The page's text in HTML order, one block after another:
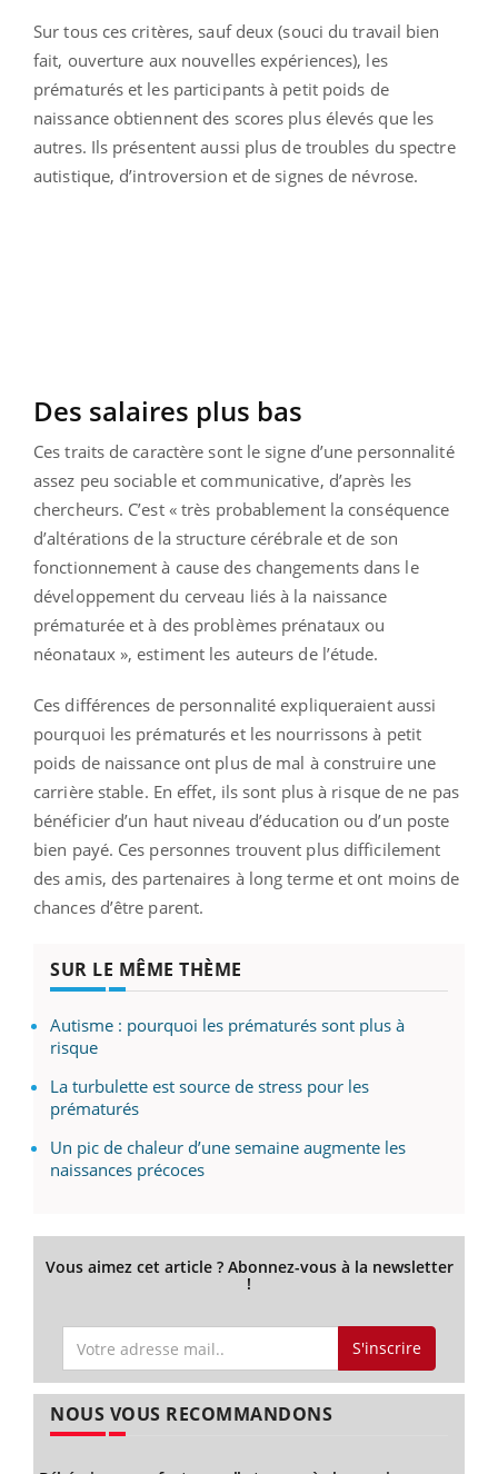
Sur tous ces critères, sauf deux (souci du travail bien
fait, ouverture aux nouvelles expériences), les
prématurés et les participants à petit poids de
naissance obtiennent des scores plus élevés que les
autres. Ils présentent aussi plus de troubles du spectre
autistique, d’introversion et de signes de névrose.
Des salaires plus bas
Ces traits de caractère sont le signe d’une personnalité
assez peu sociable et communicative, d’après les
chercheurs. C’est « très probablement la conséquence
d’altérations de la structure cérébrale et de son
fonctionnement à cause des changements dans le
développement du cerveau liés à la naissance
prématurée et à des problèmes prénataux ou
néonataux », estiment les auteurs de l’étude.
Ces différences de personnalité expliqueraient aussi
pourquoi les prématurés et les nourrissons à petit
poids de naissance ont plus de mal à construire une
carrière stable. En effet, ils sont plus à risque de ne pas
bénéficier d’un haut niveau d’éducation ou d’un poste
bien payé. Ces personnes trouvent plus difficilement
des amis, des partenaires à long terme et ont moins de
chances d’être parent.
SUR LE MÊME THÈME
Autisme : pourquoi les prématurés sont plus à
risque
La turbulette est source de stress pour les
prématurés
Un pic de chaleur d’une semaine augmente les
naissances précoces
Vous aimez cet article ? Abonnez-vous à la newsletter
!
S'inscrire
NOUS VOUS RECOMMANDONS